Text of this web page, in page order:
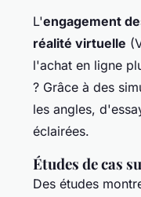
L'engagement
réalité virtuelle
l'achat en ligne
? Grâce à des
les angles,
éclairées.
Études de cas
Des études